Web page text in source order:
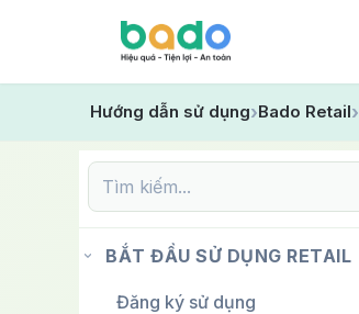
Hướng dẫn sử dụng Bado Retail
BẮT ĐẦU SỬ DỤNG RETAIL
Đăng ký sử dụng